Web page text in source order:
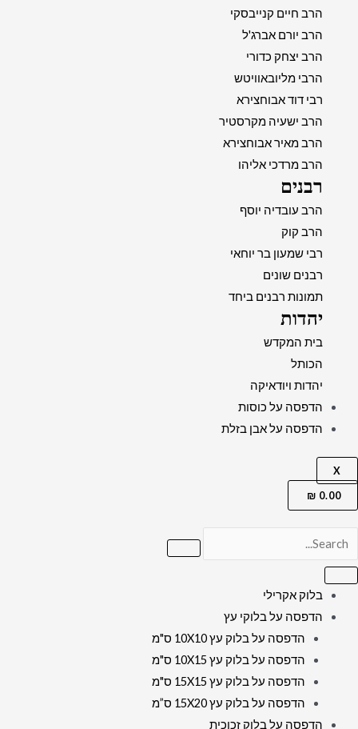
הרב חיים קנייבסקי
הרב יורם אברג'ל
הרב יצחק כדורי
הרבי מליובאוויטש
רבי דוד אבוחצירא
הרב ישעיה מקרסטיר
הרב מאיר אבוחצירא
הרב מרדכי אליהו
רבנים
הרב עובדיה יוסף
הרב קוק
רבי שמעון בר יוחאי
רבנים שונים
תמונות רבנים ביחד
יהדות
בית המקדש
הכותל
יהדות ויודאיקה
הדפסה על כוסות
הדפסה על אבן בזלת
X
0.00
₪
בלוק אקרילי
הדפסה על בלוקי עץ
הדפסה על בלוק עץ 10X10 ס"מ
הדפסה על בלוק עץ 10X15 ס"מ
הדפסה על בלוק עץ 15X15 ס"מ
הדפסה על בלוק עץ 15X20 ס”מ
הדפסה על בלוק זכוכית